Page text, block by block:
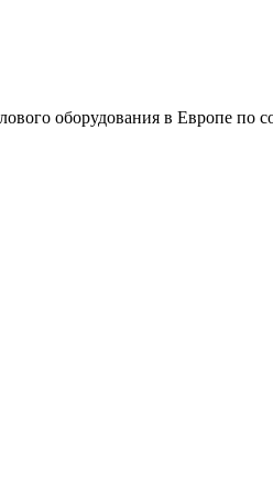
оборудования в Европе по